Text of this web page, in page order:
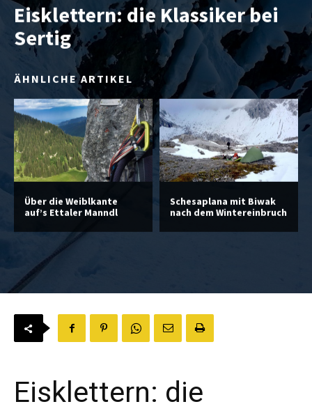
Eisklettern: die Klassiker bei
Sertig
ÄHNLICHE ARTIKEL
Über die Weiblkante
auf’s Ettaler Manndl
Schesaplana mit Biwak
nach dem Wintereinbruch
Eisklettern: die